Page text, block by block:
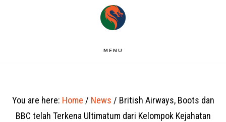
MENU
You are here: Home / News / British Airways, Boots dan
BBC telah Terkena Ultimatum dari Kelompok Kejahatan